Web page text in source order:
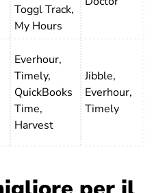
Toggl Track,
My Hours
Everhour,
Timely,
QuickBooks
Time,
Harvest
Jibble,
Everhour,
Timely